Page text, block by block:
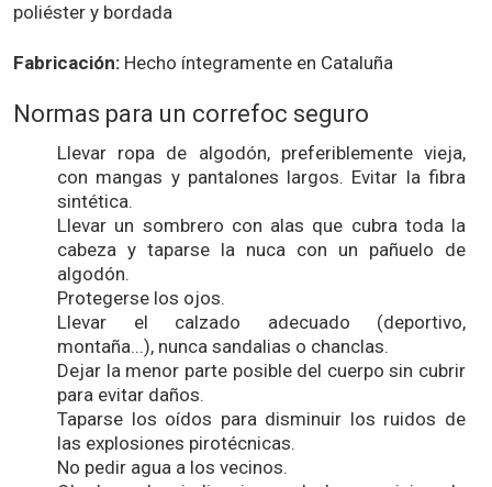
poliéster y bordada
Fabricación: Hecho íntegramente en Cataluña
Normas para un correfoc seguro
Llevar ropa de algodón, preferiblemente vieja,
con mangas y pantalones largos. Evitar la fibra
sintética.
Llevar un sombrero con alas que cubra toda la
cabeza y taparse la nuca con un pañuelo de
algodón.
Protegerse los ojos.
Llevar el calzado adecuado (deportivo,
montaña...), nunca sandalias o chanclas.
Dejar la menor parte posible del cuerpo sin cubrir
para evitar daños.
Taparse los oídos para disminuir los ruidos de
las explosiones pirotécnicas.
No pedir agua a los vecinos.